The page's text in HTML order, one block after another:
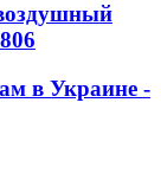
в Украине -